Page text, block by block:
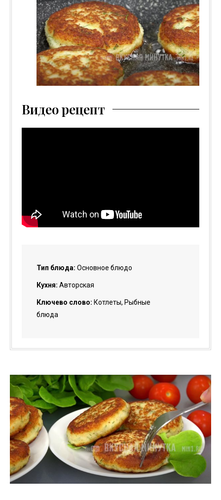
Видео рецепт
Тип блюда: Основное блюдо
Кухня: Авторская
Ключево слово: Котлеты, Рыбные
блюда